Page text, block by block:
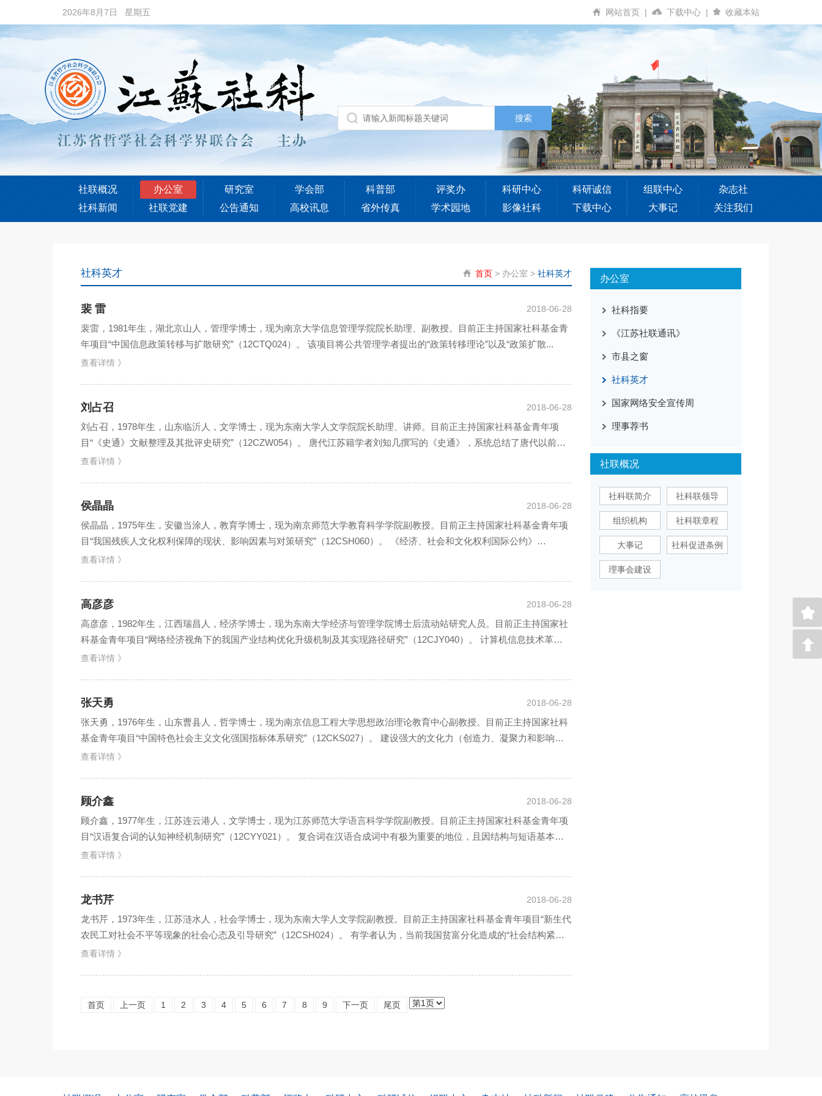
2026年8月7日 星期五 网站首页 | 下载中心 | 收藏本站
社联概况 办公室 研究室 学会部 科普部 评奖办 科研中心 科研诚信 组联中心
杂志社
社科新闻
社联党建 公告通知 高校讯息 省外传真 学术园地 影像社科 下载中心 大事记 关注我们
社科英才 首页> 办公室 > 社科英才
2018-06-28
裴 雷
裴雷，1981年生，湖北京山人，管理学博士，现为南京大学信息管理学院院长助理、副教授。目前正主持国家社科基金青
年项目“中国信息政策转移与扩散研究”（12CTQ024）。 该项目将公共管理学者提出的“政策转移理论”以及“政策扩散...
查看详情 》
2018-06-28
刘占召
刘占召，1978年生，山东临沂人，文学博士，现为东南大学人文学院院长助理、讲师。目前正主持国家社科基金青年项
目“《史通》文献整理及其批评史研究”（12CZW054）。 唐代江苏籍学者刘知几撰写的《史通》，系统总结了唐代以前史
书的源...
查看详情 》
2018-06-28
侯晶晶
侯晶晶，1975年生，安徽当涂人，教育学博士，现为南京师范大学教育科学学院副教授。目前正主持国家社科基金青年项
目“我国残疾人文化权利保障的现状、影响因素与对策研究”（12CSH060）。 《经济、社会和文化权利国际公约》
（1966...
查看详情 》
2018-06-28
高彦彦
高彦彦，1982年生，江西瑞昌人，经济学博士，现为东南大学经济与管理学院博士后流动站研究人员。目前正主持国家社
科基金青年项目“网络经济视角下的我国产业结构优化升级机制及其实现路径研究”（12CJY040）。 计算机信息技术革命
带来...
查看详情 》
2018-06-28
张天勇
张天勇，1976年生，山东曹县人，哲学博士，现为南京信息工程大学思想政治理论教育中心副教授。目前正主持国家社科
基金青年项目“中国特色社会主义文化强国指标体系研究”（12CKS027）。 建设强大的文化力（创造力、凝聚力和影响
力）是...
查看详情 》
2018-06-28
顾介鑫
顾介鑫，1977年生，江苏连云港人，文学博士，现为江苏师范大学语言科学学院副教授。目前正主持国家社科基金青年项
目“汉语复合词的认知神经机制研究”（12CYY021）。 复合词在汉语合成词中有极为重要的地位，且因结构与短语基本一
致，在...
查看详情 》
2018-06-28
龙书芹
龙书芹，1973年生，江苏涟水人，社会学博士，现为东南大学人文学院副教授。目前正主持国家社科基金青年项目“新生代
农民工对社会不平等现象的社会心态及引导研究”（12CSH024）。 有学者认为，当前我国贫富分化造成的“社会结构紧
张”只是...
查看详情 》
首页 上一页 1 2 3 4 5 6 7 8 9 下一页 尾页
办公室
社科指要
《江苏社联通讯》
市县之窗
社科英才
国家网络安全宣传周
理事荐书
社联概况
社科联简介 社科联领导
组织机构 社科联章程
大事记 社科促进条例
理事会建设